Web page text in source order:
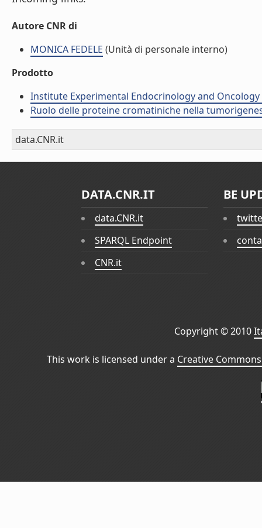
Autore CNR di
MONICA FEDELE (Unità di personale interno)
Prodotto
Institute Experimental Endocrinology and Oncology
Ruolo delle proteine cromatiniche nella
data.CNR.it
DATA.CNR.IT
data.CNR.it
SPARQL Endpoint
CNR.it
BE
Copyright © 2010
This work is licensed under a Creative